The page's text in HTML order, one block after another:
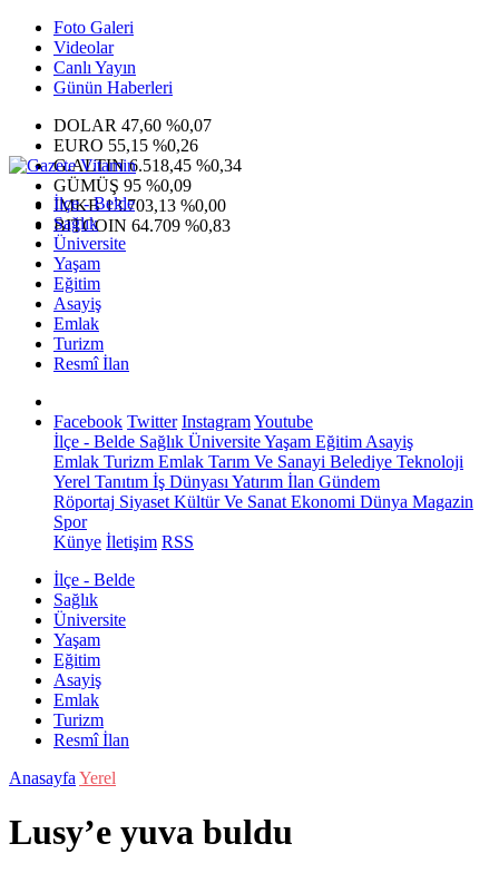
Foto Galeri
Videolar
Canlı Yayın
Günün Haberleri
DOLAR 47,60 %0,07
EURO 55,15 %0,26
G.ALTIN6.518,45 %0,34
GÜMÜŞ 95 %0,09
IMKB13.703,13 %0,00
BITCOIN 64.709 %0,83
İlçe - Belde
Sağlık
Üniversite
Yaşam
Eğitim
Asayiş
Emlak
Turizm
Resmî İlan
Facebook Twitter InstagramYoutube
İlçe - Belde Sağlık ÜniversiteYaşam Eğitim Asayiş
Emlak Turizm Emlak Tarım Ve Sanayi Belediye Teknoloji
Yerel Tanıtım İş Dünyası Yatırım İlan Gündem
Röportaj Siyaset Kültür Ve Sanat Ekonomi Dünya Magazin
Spor
Künye İletişim RSS
İlçe - Belde
Sağlık
Üniversite
Yaşam
Eğitim
Asayiş
Emlak
Turizm
Resmî İlan
Anasayfa Yerel
Lusy’e yuva buldu